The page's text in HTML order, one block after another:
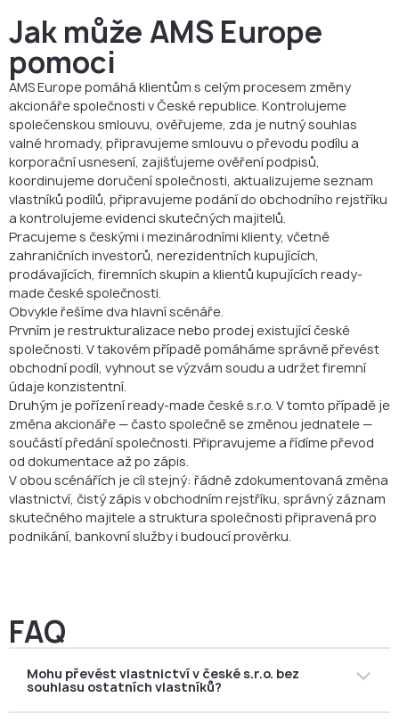
Jak může AMS Europe
pomoci
AMS Europe pomáhá klientům s celým procesem změny
akcionáře společnosti v České republice. Kontrolujeme
společenskou smlouvu, ověřujeme, zda je nutný souhlas
valné hromady, připravujeme smlouvu o převodu podílu a
korporační usnesení, zajišťujeme ověření podpisů,
koordinujeme doručení společnosti, aktualizujeme seznam
vlastníků podílů, připravujeme podání do obchodního rejstříku
a kontrolujeme evidenci skutečných majitelů.
Pracujeme s českými i mezinárodními klienty, včetně
zahraničních investorů, nerezidentních kupujících,
prodávajících, firemních skupin a klientů kupujících ready-
made české společnosti.
Obvykle řešíme dva hlavní scénáře.
Prvním je restrukturalizace nebo prodej existující české
společnosti. V takovém případě pomáháme správně převést
obchodní podíl, vyhnout se výzvám soudu a udržet firemní
údaje konzistentní.
Druhým je pořízení ready-made české s.r.o. V tomto případě je
změna akcionáře — často společně se změnou jednatele —
součástí předání společnosti. Připravujeme a řídíme převod
od dokumentace až po zápis.
V obou scénářích je cíl stejný: řádně zdokumentovaná změna
vlastnictví, čistý zápis v obchodním rejstříku, správný záznam
skutečného majitele a struktura společnosti připravená pro
podnikání, bankovní služby i budoucí prověrku.
FAQ
Mohu převést vlastnictví v české s.r.o. bez
souhlasu ostatních vlastníků?